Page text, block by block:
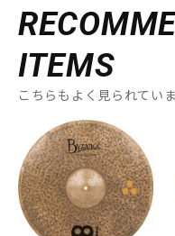
ITEMS
こちらもよく見られてい